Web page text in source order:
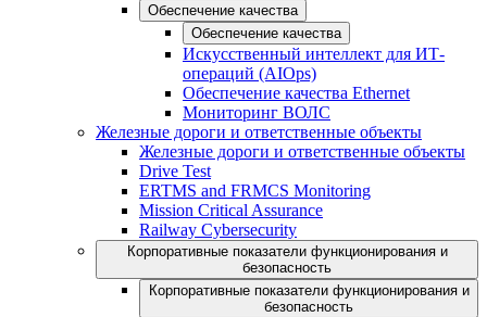
Обеспечение качества
Обеспечение качества
Искусственный интеллект для ИТ-
операций (AIOps)
Обеспечение качества Ethernet
Мониторинг ВОЛС
Железные дороги и ответственные объекты
Железные дороги и ответственные объекты
Drive Test
ERTMS and FRMCS Monitoring
Mission Critical Assurance
Railway Cybersecurity
Корпоративные показатели функционирования и
безопасность
Корпоративные показатели функционирования и
безопасность